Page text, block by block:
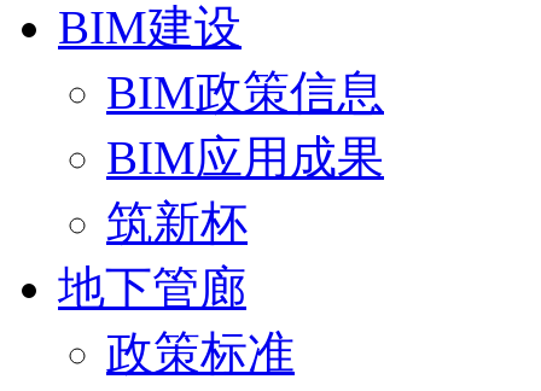
BIM建设
BIM政策信息
BIM应用成果
筑新杯
地下管廊
政策标准